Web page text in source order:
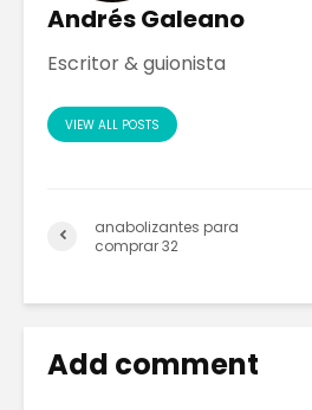
Andrés Galeano
Escritor & guionista
VIEW ALL POSTS
anabolizantes para
comprar 32
Add comment